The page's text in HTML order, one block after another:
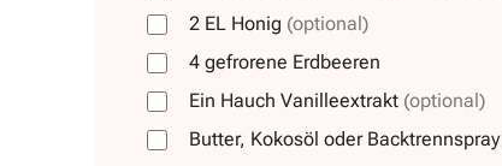
2 EL Honig (optional)
4 gefrorene Erdbeeren
Ein Hauch Vanilleextrakt (optional)
Butter, Kokosöl oder Backtrennspray